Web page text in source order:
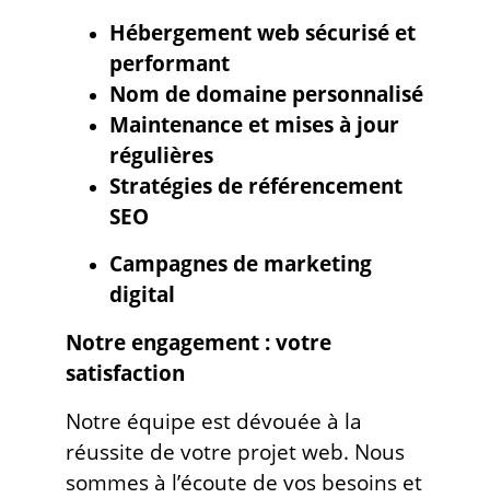
Hébergement web sécurisé et
performant
Nom de domaine personnalisé
Maintenance et mises à jour
régulières
Stratégies de référencement
SEO
Campagnes de marketing
digital
Notre engagement : votre
satisfaction
Notre équipe est dévouée à la
réussite de votre projet web. Nous
sommes à l’écoute de vos besoins et